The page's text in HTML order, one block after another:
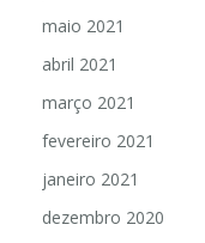
maio 2021
abril 2021
março 2021
fevereiro 2021
janeiro 2021
dezembro 2020